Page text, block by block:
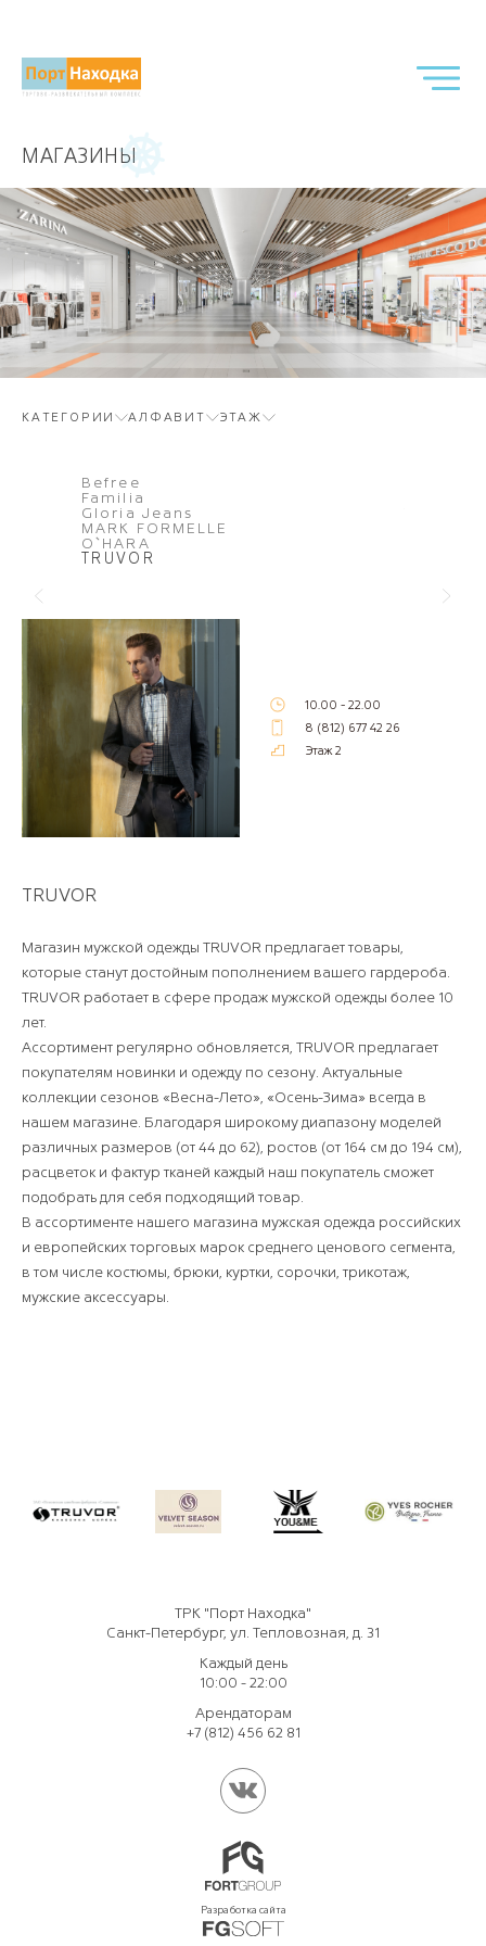
МАГАЗИНЫ
КАТЕГОРИИ АЛФАВИТ ЭТАЖ
Befree
Familia
Gloria Jeans
MARK FORMELLE
O`HARA
TRUVOR
TRUVOR
Магазин мужской одежды TRUVOR предлагает товары,
которые станут достойным пополнением вашего гардероба.
TRUVOR работает в сфере продаж мужской одежды более 10
лет.
Ассортимент регулярно обновляется, TRUVOR предлагает
покупателям новинки и одежду по сезону. Актуальные
коллекции сезонов «Весна-Лето», «Осень-Зима» всегда в
нашем магазине. Благодаря широкому диапазону моделей
различных размеров (от 44 до 62), ростов (от 164 см до 194 см),
расцветок и фактур тканей каждый наш покупатель сможет
подобрать для себя подходящий товар.
В ассортименте нашего магазина мужская одежда российских
и европейских торговых марок среднего ценового сегмента,
в том числе костюмы, брюки, куртки, сорочки, трикотаж,
мужские аксессуары.
10.00 - 22.00
8 (812) 677 42 26
Этаж 2
Каждый день
10:00 - 22:00
Арендаторам
+7 (812) 456 62 81
ТРК "Порт Находка"
Санкт-Петербург, ул. Тепловозная, д. 31
Разработка сайта